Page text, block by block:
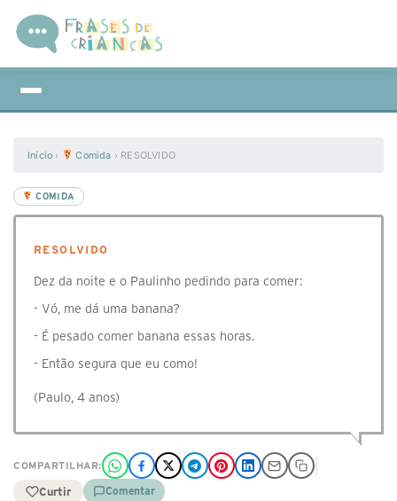
Início › Comida › RESOLVIDO
COMIDA
RESOLVIDO
Dez da noite e o Paulinho pedindo para comer:
- Vó, me dá uma banana?
- É pesado comer banana essas horas.
- Então segura que eu como!
(Paulo, 4 anos)
COMPARTILHAR:
Curtir Comentar